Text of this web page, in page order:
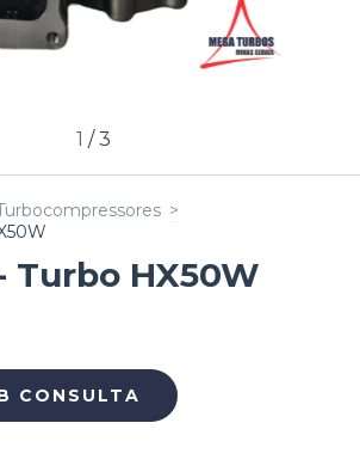
1 /3
>
Turbo HX50W